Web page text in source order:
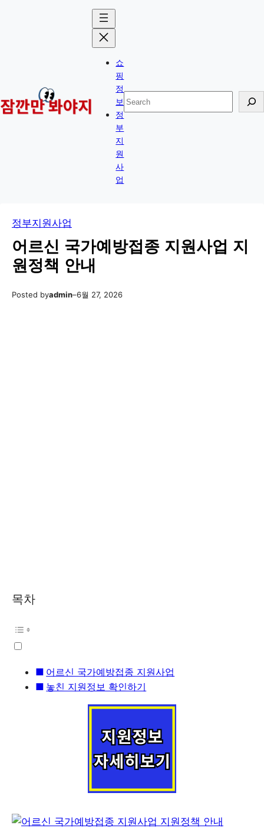
가
쇼
핑
정
보
정
부
지
원
사
업
검
색
정부지원사업
어르신 국가예방접종 지원사업 지
원정책 안내
Posted byadmin–6월 27, 2026
목차
어르신 국가예방접종 지원사업
놓친 지원정보 확인하기